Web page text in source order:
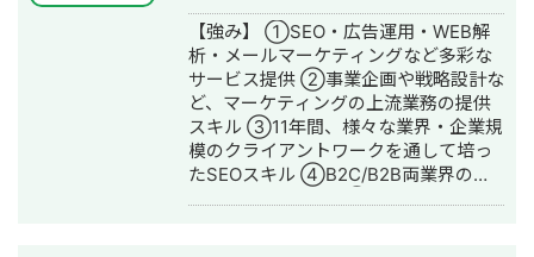
【強み】 ①SEO・広告運用・WEB解
析・メールマーケティングなど多彩な
サービス提供 ②事業企画や戦略設計な
ど、マーケティングの上流業務の提供
スキル ③11年間、様々な業界・企業規
模のクライアントワークを通して培っ
たSEOスキル ④B2C/B2B両業界の対